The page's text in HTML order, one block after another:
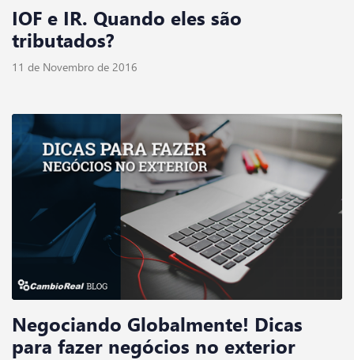
IOF e IR. Quando eles são
tributados?
11 de Novembro de 2016
Negociando Globalmente! Dicas
para fazer negócios no exterior